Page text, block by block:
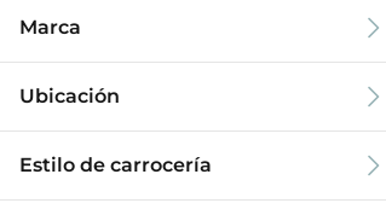
Marca
Ubicación
Estilo de carrocería